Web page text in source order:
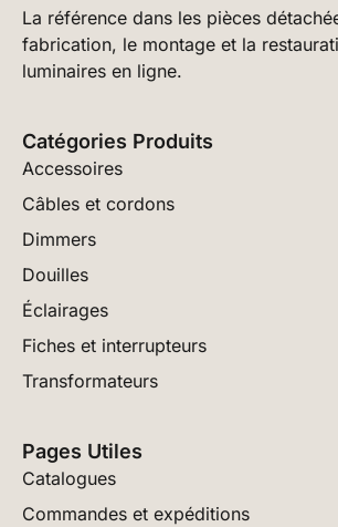
La référence dans les pièces
fabrication, le montage et la
luminaires en ligne.
Catégories Produits
Accessoires
Câbles et cordons
Dimmers
Douilles
Éclairages
Fiches et interrupteurs
Transformateurs
Pages Utiles
Catalogues
Commandes et expéditions